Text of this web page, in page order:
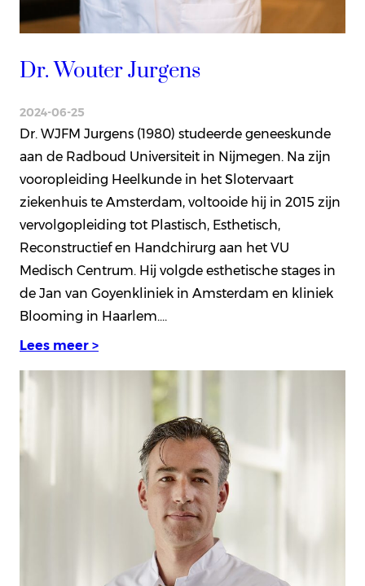
Dr. Wouter Jurgens
2024-06-25
Dr. WJFM Jurgens (1980) studeerde geneeskunde
aan de Radboud Universiteit in Nijmegen. Na zijn
vooropleiding Heelkunde in het Slotervaart
ziekenhuis te Amsterdam, voltooide hij in 2015 zijn
vervolgopleiding tot Plastisch, Esthetisch,
Reconstructief en Handchirurg aan het VU
Medisch Centrum. Hij volgde esthetische stages in
de Jan van Goyenkliniek in Amsterdam en kliniek
Blooming in Haarlem.…
Lees meer >